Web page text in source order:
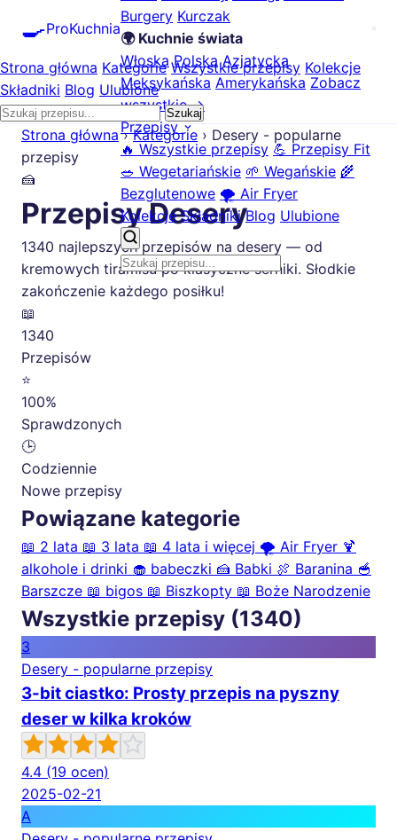
🍳ProKuchnia
Burgery Kurczak
🌍 Kuchnie świata
Włoska Polska Azjatycka
Meksykańska Amerykańska Zobacz
wszystkie →
Przepisy
🔥 Wszystkie przepisy 💪 Przepisy Fit
🥗 Wegetariańskie 🌱 Wegańskie 🌾
Bezglutenowe 🌪️ Air Fryer
Kolekcje Składniki Blog Ulubione
Strona główna Kategorie Wszystkie przepisy Kolekcje
Składniki Blog Ulubione
Szukaj
Strona główna › Kategorie › Desery - popularne
przepisy
🍰
Przepisy Desery
1340 najlepszych przepisów na desery — od
kremowych tiramisù po klasyczne serniki. Słodkie
zakończenie każdego posiłku!
📖
1340
Przepisów
⭐
100%
Sprawdzonych
🕒
Codziennie
Nowe przepisy
Powiązane kategorie
📖 2 lata 📖 3 lata 📖 4 lata i więcej 🌪️ Air Fryer 🍹
alkohole i drinki 🧁 babeczki 🍰 Babki 🍖 Baranina 🥣
Barszcze 📖 bigos 📖 Biszkopty 📖 Boże Narodzenie
Wszystkie przepisy (1340)
3
Desery - popularne przepisy
3-bit ciastko: Prosty przepis na pyszny
deser w kilka kroków
4.4 (19 ocen)
2025-02-21
A